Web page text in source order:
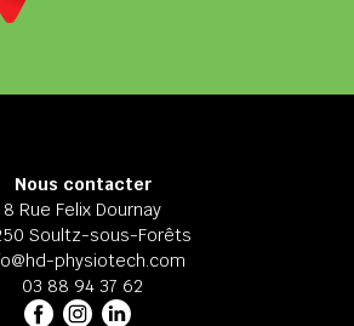
Nous contacter
8 Rue Felix Dournay
Soultz-sous-Forêts
physiotech.com
03 88 94 37 62